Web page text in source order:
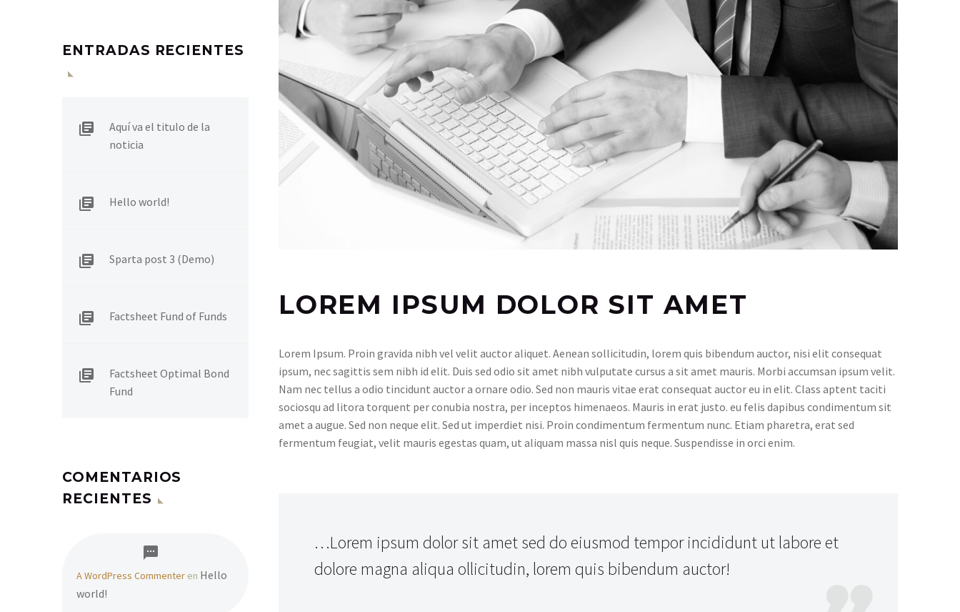
LOREM IPSUM DOLOR SIT AMET
Lorem Ipsum. Proin gravida nibh vel velit auctor aliquet. Aenean sollicitudin, lorem quis bibendum auctor, nisi elit consequat
ipsum, nec sagittis sem nibh id elit. Duis sed odio sit amet nibh vulputate cursus a sit amet mauris. Morbi accumsan ipsum velit.
Nam nec tellus a odio tincidunt auctor a ornare odio. Sed non mauris vitae erat consequat auctor eu in elit. Class aptent taciti
sociosqu ad litora torquent per conubia nostra, per inceptos himenaeos. Mauris in erat justo. eu felis dapibus condimentum sit
amet a augue. Sed non neque elit. Sed ut imperdiet nisi. Proin condimentum fermentum nunc. Etiam pharetra, erat sed
fermentum feugiat, velit mauris egestas quam, ut aliquam massa nisl quis neque. Suspendisse in orci enim.
…Lorem ipsum dolor sit amet sed do eiusmod tempor incididunt ut labore et
dolore magna aliqua ollicitudin, lorem quis bibendum auctor!
ENTRADAS RECIENTES
Aquí va el titulo de la
noticia
Hello world!
Sparta post 3 (Demo)
Factsheet Fund of Funds
Factsheet Optimal Bond
Fund
COMENTARIOS
RECIENTES
A WordPress Commenter en Hello
world!